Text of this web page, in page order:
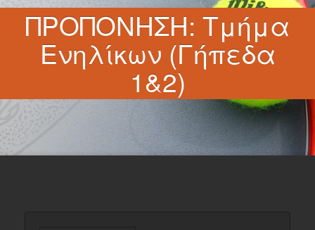
ΠΡΟΠΟΝΗΣΗ: Τμήμα
Ενηλίκων (Γήπεδα
1&2)